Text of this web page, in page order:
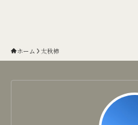
ホーム 太秋柿